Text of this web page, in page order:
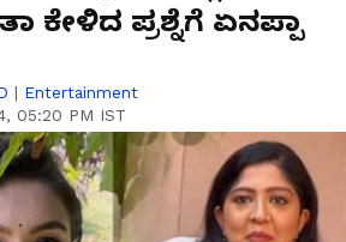
ಕೇಳಿದ ಪ್ರಶ್ನೆಗೆ ಏನಪ್ಪಾ
| Entertainment
05:20 PM IST